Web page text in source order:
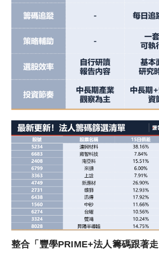
整合「豐學PRIME+法人籌碼跟著走